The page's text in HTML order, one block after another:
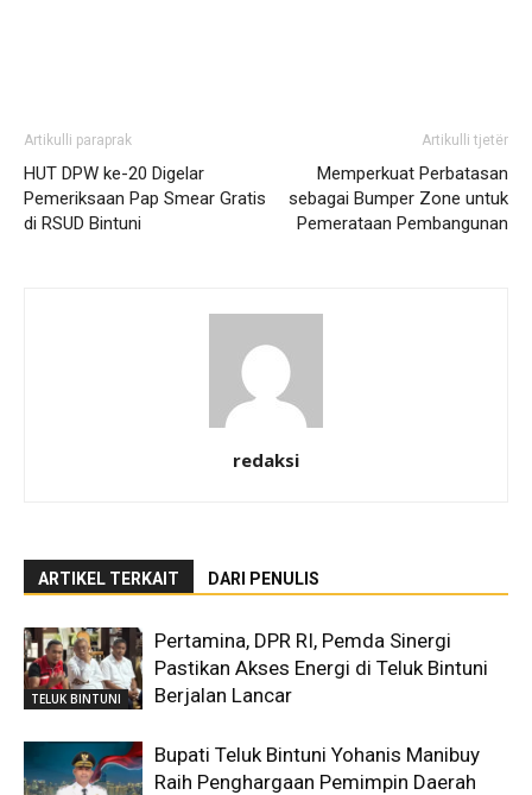
Artikulli paraprak
HUT DPW ke-20 Digelar
Pemeriksaan Pap Smear Gratis
di RSUD Bintuni
Artikulli tjetër
Memperkuat Perbatasan
sebagai Bumper Zone untuk
Pemerataan Pembangunan
redaksi
ARTIKEL TERKAIT DARI PENULIS
TELUK BINTUNI
Pertamina, DPR RI, Pemda Sinergi
Pastikan Akses Energi di Teluk Bintuni
Berjalan Lancar
Bupati Teluk Bintuni Yohanis Manibuy
Raih Penghargaan Pemimpin Daerah